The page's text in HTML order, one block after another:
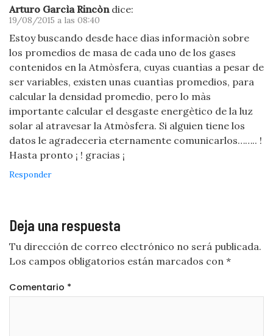
Arturo Garcìa Rincòn dice:
19/08/2015 a las 08:40
Estoy buscando desde hace dìas informaciòn sobre
los promedios de masa de cada uno de los gases
contenidos en la Atmòsfera, cuyas cuantìas a pesar de
ser variables, existen unas cuantìas promedios, para
calcular la densidad promedio, pero lo màs
importante calcular el desgaste energètico de la luz
solar al atravesar la Atmòsfera. Si alguien tiene los
datos le agradecerìa eternamente comunicarlos…….. !
Hasta pronto ¡ ! gracias ¡
Responder
Deja una respuesta
Tu dirección de correo electrónico no será publicada.
Los campos obligatorios están marcados con *
Comentario *